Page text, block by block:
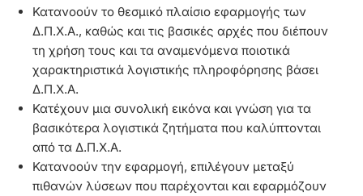
Κατανοούν το θεσμικό πλαίσιο εφαρμογής των
Δ.Π.Χ.Α., καθώς και τις βασικές αρχές που διέπουν
τη χρήση τους και τα αναμενόμενα ποιοτικά
χαρακτηριστικά λογιστικής πληροφόρησης βάσει
Δ.Π.Χ.Α.
Κατέχουν μια συνολική εικόνα και γνώση για τα
βασικότερα λογιστικά ζητήματα που καλύπτονται
από τα Δ.Π.Χ.Α.
Κατανοούν την εφαρμογή, επιλέγουν μεταξύ
πιθανών λύσεων που παρέχονται και εφαρμόζουν